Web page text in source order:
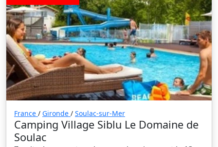
France / Gironde / Soulac-sur-Mer
Camping Village Siblu Le Domaine de
Soulac